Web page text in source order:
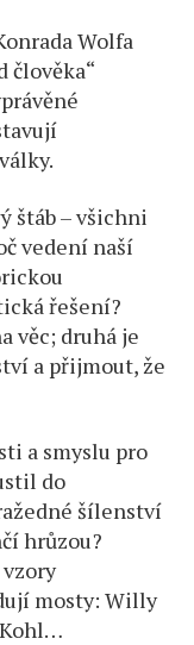
Wolfa
člověka“
štáb – všichni
vedení naší
řešení?
věc; druhá je
a přijmout, že
a smyslu pro
do
šílenství
hrůzou?
mosty: Willy